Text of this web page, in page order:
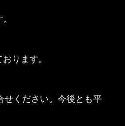
ります。
せください。今後とも平